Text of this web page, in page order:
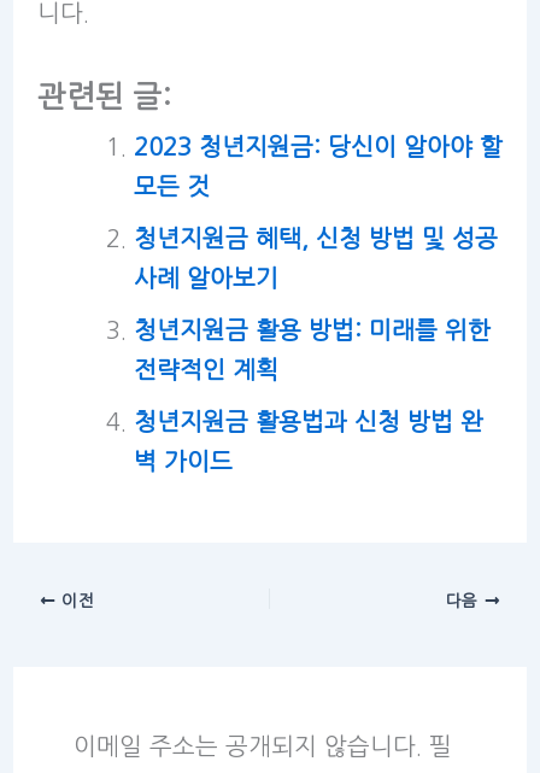
니다.
관련된 글:
2023 청년지원금: 당신이 알아야 할
모든 것
청년지원금 혜택, 신청 방법 및 성공
사례 알아보기
청년지원금 활용 방법: 미래를 위한
전략적인 계획
청년지원금 활용법과 신청 방법 완
벽 가이드
이전 다음
이메일 주소는 공개되지 않습니다. 필